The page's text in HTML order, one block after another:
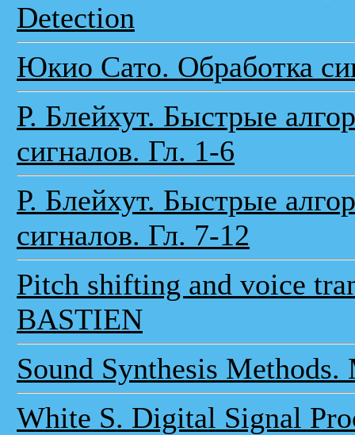
Detection
Юкио Сато. Обработка
Р. Блейхут. Быстрые
сигналов. Гл. 1-6
Р. Блейхут. Быстрые
сигналов. Гл. 7-12
Pitch shifting and voice
BASTIEN
Sound Synthesis
White S. Digital Signal